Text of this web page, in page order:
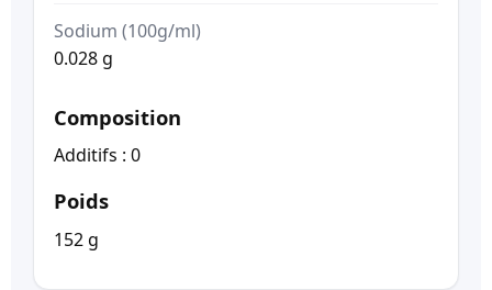
Sodium (100g/ml)
0.028 g
Composition
Additifs : 0
Poids
152 g